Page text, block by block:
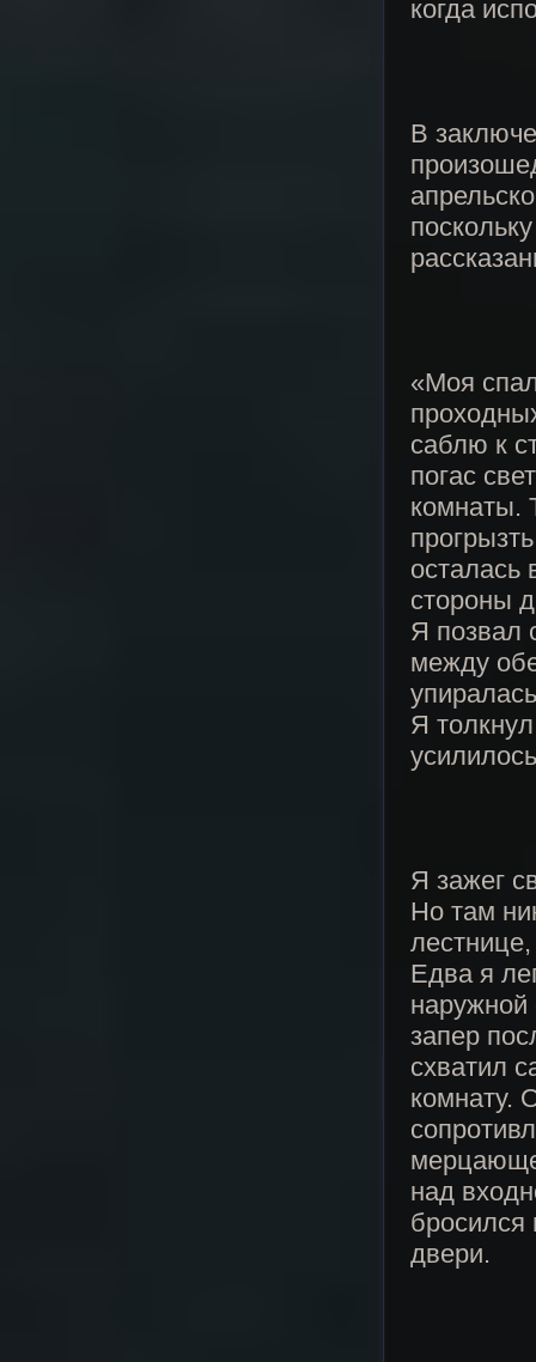
когда
В
«Моя
саблю к
погас
комнаты.
осталась
стороны
Я позвал
между
Я
Я зажег
Но там
Едва я
наружной
запер
схватил
комнату.
над
бросился
двери.